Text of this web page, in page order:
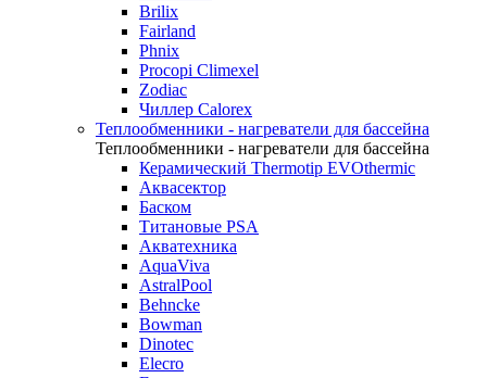
Brilix
Fairland
Phnix
Procopi Climexel
Zodiac
Чиллер Calorex
Теплообменники - нагреватели для бассейна
Теплообменники - нагреватели для бассейна
Керамический Thermotip EVOthermic
Аквасектор
Баском
Титановые PSA
Акватехника
AquaViva
AstralPool
Behncke
Bowman
Dinotec
Elecro